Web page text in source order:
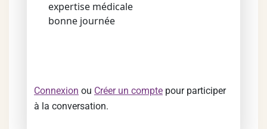
expertise médicale
bonne journée
Connexion ou Créer un compte pour participer
à la conversation.